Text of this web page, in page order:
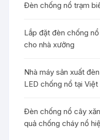
Đèn chống nổ trạm
Lắp đặt đèn chống
cho nhà xưởng
Nhà máy sản xuất
LED chống nổ tại Việt
Đèn chống nổ cây
quả chống cháy nổ